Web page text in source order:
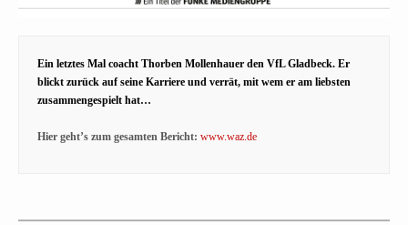
Ein letztes Mal coacht Thorben Mollenhauer den VfL Gladbeck. Er
blickt zurück auf seine Karriere und verrät, mit wem er am liebsten
zusammengespielt hat…
Hier geht’s zum gesamten Bericht: www.waz.de